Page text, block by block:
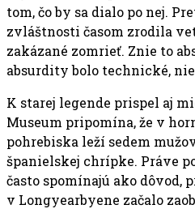
tom, čo by sa dialo po nej.
zvláštnosti časom zrodila
zakázané zomrieť. Znie to
absurdity bolo technické,
K starej legende prispel aj
Museum pripomína, že v
pohrebiska leží sedem
španielskej chrípke. Práve
často spomínajú ako dôvod,
v Longyearbyene začalo